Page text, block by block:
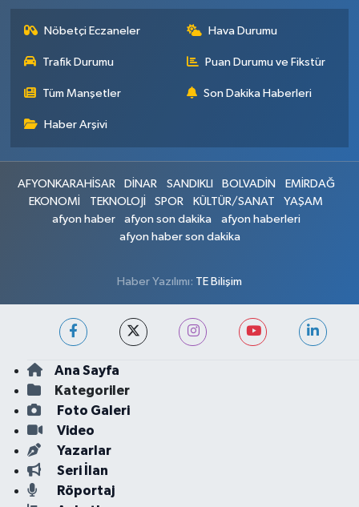
Nöbetçi Eczaneler Hava Durumu
Trafik Durumu Puan Durumu ve Fikstür
Tüm Manşetler Son Dakika Haberleri
Haber Arşivi
AFYONKARAHİSAR DİNAR SANDIKLI BOLVADİN
EMİRDAĞ
EKONOMİ
TEKNOLOJİ SPOR KÜLTÜR/SANAT
YAŞAM
afyon haber
afyon son dakika
afyon haberleri
afyon haber son dakika
Haber Yazılımı: TE Bilişim
Ana Sayfa
Kategoriler
Foto Galeri
Video
Yazarlar
Seri İlan
Röportaj